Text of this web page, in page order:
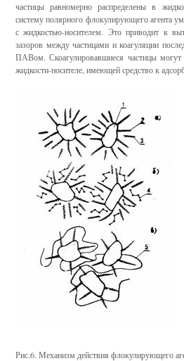
частицы равномерно распределены в
систему полярного флокулирующего агента
с жидкостью-носителем. Это приводит к
зазоров между частицами и коагуляции
ПАВом. Скоагулировавшиеся частицы
жидкости-носителе, имеющей средство к
Рис.6. Механизм действия флокулирующего